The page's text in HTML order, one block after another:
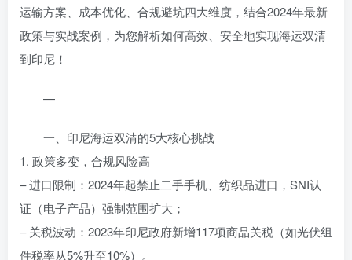
运输方案、成本优化、合规避坑四大维度，结合2024年最新
政策与实战案例，为您解析如何高效、安全地实现海运双清
到印尼！
—
一、印尼海运双清的5大核心挑战
1. 政策多变，合规风险高
– 进口限制：2024年起禁止二手手机、纺织品进口，SNI认
证（电子产品）强制范围扩大；
– 关税波动：2023年印尼政府新增117项商品关税（如光伏组
件税率从5%升至10%）。